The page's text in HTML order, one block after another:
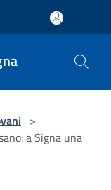
>
a Signa una